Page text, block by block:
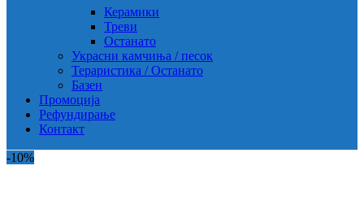
Керамики
Треви
Останато
Украсни камчиња / песок
Тераристика / Останато
Базен
Промоција
Рефундирање
Контакт
-10%